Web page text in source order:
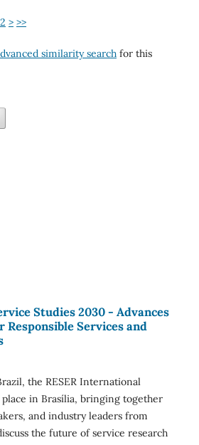
> >>
similarity searchfor this
Studies 2030 - Advances
Responsible Services and
the RESER International
in Brasília, bringing together
and industry leaders from
the future of service research